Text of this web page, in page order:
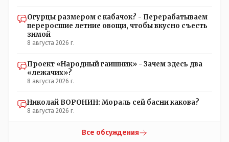
Огурцы размером с кабачок? - Перерабатываем
переросшие летние овощи, чтобы вкусно съесть
зимой
8 августа 2026 г.
Проект «Народный гаишник» - Зачем здесь два
«лежачих»?
8 августа 2026 г.
Николай ВОРОНИН: Мораль сей басни какова?
8 августа 2026 г.
Все обсуждения